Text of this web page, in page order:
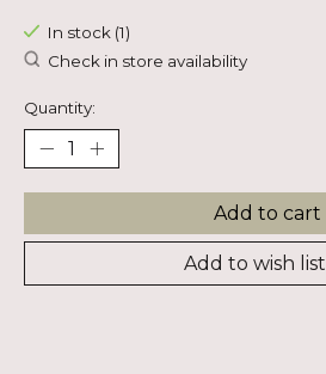
In stock (1)
Check in store availability
Quantity:
Add to cart
Add to wish list